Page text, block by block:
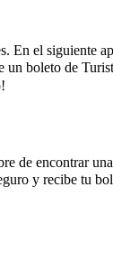
el siguiente
un boleto de
de encontrar
y recibe tu